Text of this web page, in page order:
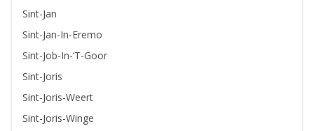
Sint-Jan
Sint-Jan-In-Eremo
Sint-Job-In-‘T-Goor
Sint-Joris
Sint-Joris-Weert
Sint-Joris-Winge